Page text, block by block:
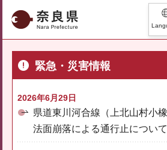
奈良県
緊急・災害情報
2026年6月29日
県道東川河合線（上北山村小
法面崩落による通行止について